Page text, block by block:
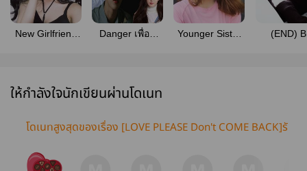
New Girlfriend
Danger เพื่อน
Younger Sister
(END)
ให้กำลังใจนักเขียนผ่านโดเนท
โดเนทสูงสุดของเรื่อง [LOVE PLEASE Don't COME BACK]รั